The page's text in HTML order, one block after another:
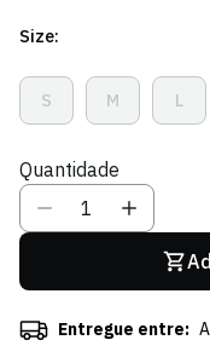
Size:
SVariante
Esgotada
Indisponível
MVariante
Esgotada
Indisponível
L
Quantidade
Entregue entre: